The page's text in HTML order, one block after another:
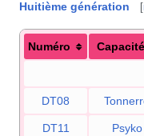
Huitième génération [
Numéro Capacité
DT08
DT11 Psyko